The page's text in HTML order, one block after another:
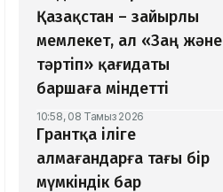
Қазақстан – зайырлы
мемлекет, ал «Заң және
тәртіп» қағидаты
баршаға міндетті
10:58, 08 Тамыз 2026
Грантқа іліге
алмағандарға тағы бір
мүмкіндік бар